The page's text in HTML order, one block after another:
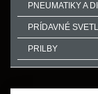
PNEUMATIKY A
PRÍDAVNÉ
PRILBY